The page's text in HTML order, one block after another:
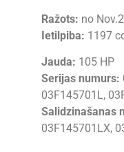
Ražots: no
Ietilpiba: 1197
Jauda: 105 HP
Serijas numurs:
03F145701L,
Salidzinašanas
03F145701LX,